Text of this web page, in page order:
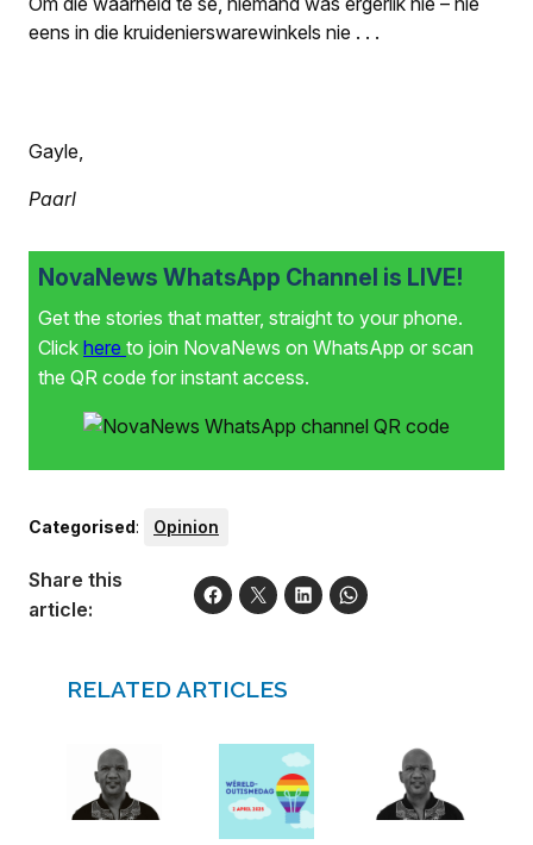
eens in die kruidenierswarewinkels nie . . .
Gayle,
Paarl
NovaNews WhatsApp Channel is LIVE!
Get the stories that matter, straight to your phone.
Click here to join NovaNews on WhatsApp or scan
the QR code for instant access.
Categorised: Opinion
Share this
article:
RELATED ARTICLES